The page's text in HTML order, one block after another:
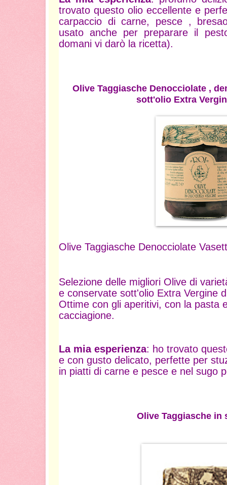
trovato questo olio eccellente e
carpaccio di carne, pesce ,
usato anche per preparare il
domani vi darò la ricetta).
Olive Taggiasche Denocciolate ,
sott'olio Extra
Olive Taggiasche Denocciolate
Selezione delle migliori Olive di
e conservate sott'olio Extra Vergine
Ottime con gli aperitivi, con la pasta
cacciagione.
La mia esperienza: ho trovato
e con gusto delicato, perfette per
in piatti di carne e pesce e nel sugo
Olive Taggiasche in